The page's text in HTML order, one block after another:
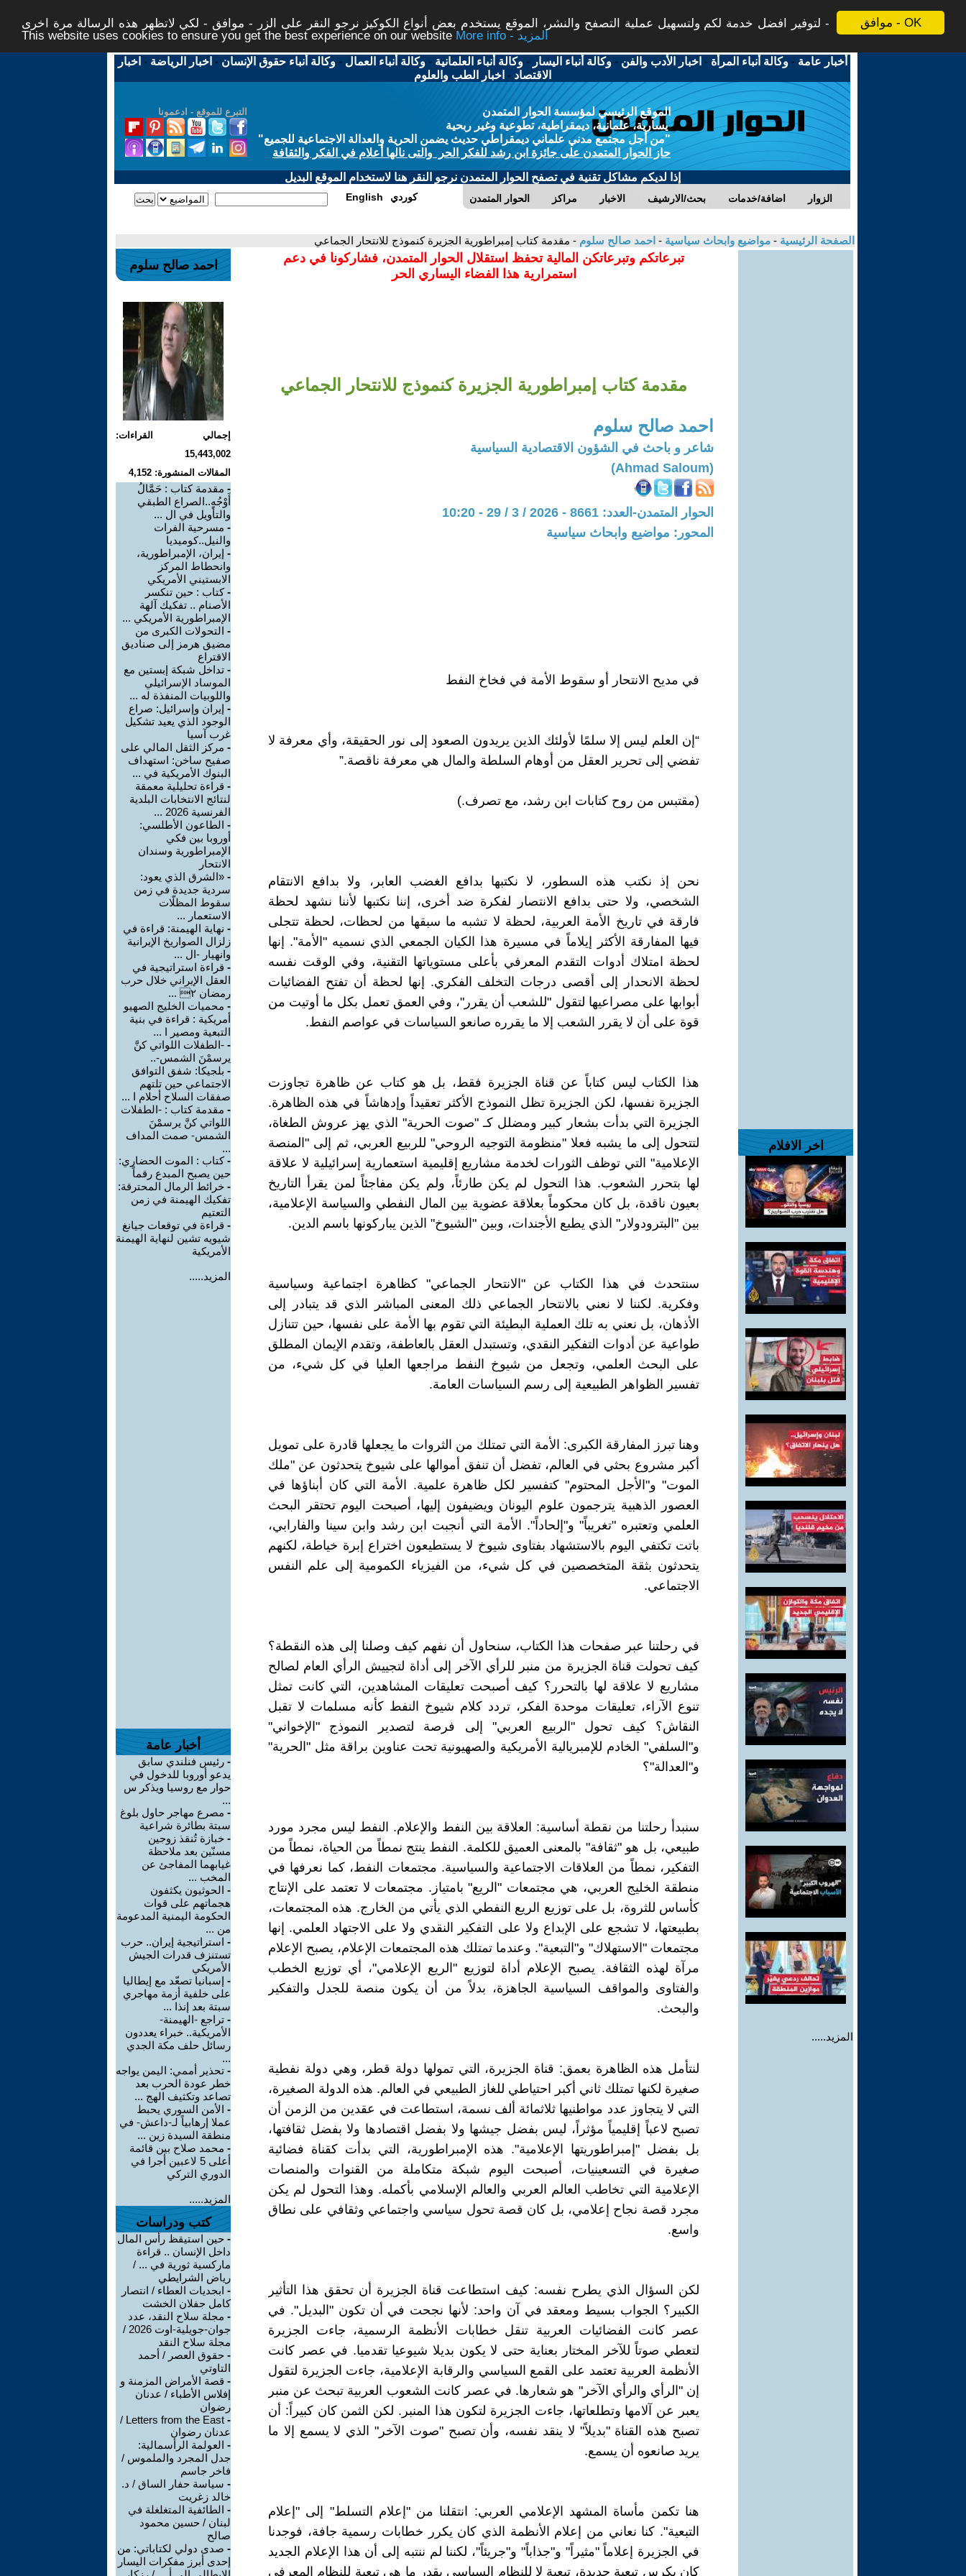
موافق - OK
لتوفير افضل خدمة لكم ولتسهيل عملية التصفح والنشر، الموقع يستخدم بعض أنواع الكوكيز نرجو النقر على الزر - موافق - لكي لاتظهر هذه الرسالة مرة اخرى -
This website uses cookies to ensure you get the best experience on our website
More info - المزيد
أخبار عامة -وكالة أنباء المرأة - اخبار الأدب والفن -وكالة أنباء اليسار -وكالة أنباء العلمانية -وكالة أنباء العمال -وكالة أنباء حقوق الإنسان - اخبار الرياضة - اخبار
الاقتصاد - اخبار الطب والعلوم
التبرع للموقع - ادعمونا
الموقع الرئيسي لمؤسسة الحوار المتمدن
يسارية، علمانية، ديمقراطية، تطوعية وغير ربحية
"من أجل مجتمع مدني علماني ديمقراطي حديث يضمن الحرية والعدالة الاجتماعية للجميع"
حاز الحوار المتمدن على جائزة ابن رشد للفكر الحر والتى نالها أعلام في الفكر والثقافة
إذا لديكم مشاكل تقنية في تصفح الحوار المتمدن نرجو النقر هنا لاستخدام الموقع البديل
الحوار المتمدن مراكز الاخبار بحث/الارشيف اضافة/خدمات الزوار English كوردي
الصفحة الرئيسية - مواضيع وابحاث سياسية - احمد صالح سلوم - مقدمة كتاب إمبراطورية الجزيرة كنموذج للانتحار الجماعي
اخر الافلام
المزيد.....
تبرعاتكم وتبرعاتكن المالية تحفظ استقلال الحوار المتمدن، فشاركونا في دعم
استمرارية هذا الفضاء اليساري الحر
مقدمة كتاب إمبراطورية الجزيرة كنموذج للانتحار الجماعي
احمد صالح سلوم
شاعر و باحث في الشؤون الاقتصادية السياسية
(Ahmad Saloum)
الحوار المتمدن-العدد: 8661 - 2026 / 3 / 29 - 10:20
المحور: مواضيع وابحاث سياسية
في مديح الانتحار أو سقوط الأمة في فخاخ النفط
“إن العلم ليس إلا سلمًا لأولئك الذين يريدون الصعود إلى نور الحقيقة، وأي معرفة لا
تفضي إلى تحرير العقل من أوهام السلطة والمال هي معرفة ناقصة.”
(مقتبس من روح كتابات ابن رشد، مع تصرف.)
نحن إذ نكتب هذه السطور، لا نكتبها بدافع الغضب العابر، ولا بدافع الانتقام
الشخصي، ولا حتى بدافع الانتصار لفكرة ضد أخرى، إننا نكتبها لأننا نشهد لحظة
فارقة في تاريخ الأمة العربية، لحظة لا تشبه ما سبقها من لحظات، لحظة تتجلى
فيها المفارقة الأكثر إيلاماً في مسيرة هذا الكيان الجمعي الذي نسميه "الأمة". إنها
لحظة امتلاك أدوات التقدم المعرفي بأعلى مستوياتها التقنية، وفي الوقت نفسه
لحظة الانحدار إلى أقصى درجات التخلف الفكري. إنها لحظة أن تفتح الفضائيات
أبوابها على مصراعيها لتقول "للشعب أن يقرر"، وفي العمق تعمل بكل ما أوتيت من
قوة على أن لا يقرر الشعب إلا ما يقرره صانعو السياسات في عواصم النفط.
هذا الكتاب ليس كتاباً عن قناة الجزيرة فقط، بل هو كتاب عن ظاهرة تجاوزت
الجزيرة نفسها، لكن الجزيرة تظل النموذج الأكثر تعقيداً وإدهاشاً في هذه الظاهرة.
الجزيرة التي بدأت بشعار كبير ومضلل كـ "صوت الحرية" الذي يهز عروش الطغاة،
لتتحول إلى ما يشبه فعلا "منظومة التوجيه الروحي" للربيع العربي، ثم إلى "المنصة
الإعلامية" التي توظف الثورات لخدمة مشاريع إقليمية استعمارية إسرائيلية لا علاقة
لها بتحرر الشعوب. هذا التحول لم يكن طارئاً، ولم يكن مفاجئاً لمن يقرأ التاريخ
بعيون ناقدة، بل كان محكوماً بعلاقة عضوية بين المال النفطي والسياسة الإعلامية،
بين "البترودولار" الذي يطبع الأجندات، وبين "الشيوخ" الذين يباركونها باسم الدين.
سنتحدث في هذا الكتاب عن "الانتحار الجماعي" كظاهرة اجتماعية وسياسية
وفكرية. لكننا لا نعني بالانتحار الجماعي ذلك المعنى المباشر الذي قد يتبادر إلى
الأذهان، بل نعني به تلك العملية البطيئة التي تقوم بها الأمة على نفسها، حين تتنازل
طواعية عن أدوات التفكير النقدي، وتستبدل العقل بالعاطفة، وتقدم الإيمان المطلق
على البحث العلمي، وتجعل من شيوخ النفط مراجعها العليا في كل شيء، من
تفسير الظواهر الطبيعية إلى رسم السياسات العامة.
وهنا تبرز المفارقة الكبرى: الأمة التي تمتلك من الثروات ما يجعلها قادرة على تمويل
أكبر مشروع بحثي في العالم، تفضل أن تنفق أموالها على شيوخ يتحدثون عن "ملك
الموت" و"الأجل المحتوم" كتفسير لكل ظاهرة علمية. الأمة التي كان أبناؤها في
العصور الذهبية يترجمون علوم اليونان ويضيفون إليها، أصبحت اليوم تحتقر البحث
العلمي وتعتبره "تغريباً" و"إلحاداً". الأمة التي أنجبت ابن رشد وابن سينا والفارابي،
باتت تكتفي اليوم بالاستشهاد بفتاوى شيوخ لا يستطيعون اختراع إبرة خياطة، لكنهم
يتحدثون بثقة المتخصصين في كل شيء، من الفيزياء الكمومية إلى علم النفس
الاجتماعي.
في رحلتنا عبر صفحات هذا الكتاب، سنحاول أن نفهم كيف وصلنا إلى هذه النقطة؟
كيف تحولت قناة الجزيرة من منبر للرأي الآخر إلى أداة لتجييش الرأي العام لصالح
مشاريع لا علاقة لها بالتحرر؟ كيف أصبحت تعليقات المشاهدين، التي كانت تمثل
تنوع الآراء، تعليقات موحدة الفكر، تردد كلام شيوخ النفط كأنه مسلمات لا تقبل
النقاش؟ كيف تحول "الربيع العربي" إلى فرصة لتصدير النموذج "الإخواني"
و"السلفي" الخادم للإمبريالية الأمريكية والصهيونية تحت عناوين براقة مثل "الحرية"
و"العدالة"؟
سنبدأ رحلتنا من نقطة أساسية: العلاقة بين النفط والإعلام. النفط ليس مجرد مورد
طبيعي، بل هو "ثقافة" بالمعنى العميق للكلمة. النفط ينتج نمطاً من الحياة، نمطاً من
التفكير، نمطاً من العلاقات الاجتماعية والسياسية. مجتمعات النفط، كما نعرفها في
منطقة الخليج العربي، هي مجتمعات "الريع" بامتياز. مجتمعات لا تعتمد على الإنتاج
كأساس للثروة، بل على توزيع الريع النفطي الذي يأتي من الخارج. هذه المجتمعات،
بطبيعتها، لا تشجع على الإبداع ولا على التفكير النقدي ولا على الاجتهاد العلمي. إنها
مجتمعات "الاستهلاك" و"التبعية". وعندما تمتلك هذه المجتمعات الإعلام، يصبح الإعلام
مرآة لهذه الثقافة. يصبح الإعلام أداة لتوزيع "الريع الإعلامي"، أي توزيع الخطب
والفتاوى والمواقف السياسية الجاهزة، بدلاً من أن يكون منصة للجدل والتفكير
والبحث.
لنتأمل هذه الظاهرة بعمق: قناة الجزيرة، التي تمولها دولة قطر، وهي دولة نفطية
صغيرة لكنها تمتلك ثاني أكبر احتياطي للغاز الطبيعي في العالم. هذه الدولة الصغيرة،
التي لا يتجاوز عدد مواطنيها ثلاثمائة ألف نسمة، استطاعت في عقدين من الزمن أن
تصبح لاعباً إقليمياً مؤثراً، ليس بفضل جيشها ولا بفضل اقتصادها ولا بفضل ثقافتها،
بل بفضل "إمبراطوريتها الإعلامية". هذه الإمبراطورية، التي بدأت كقناة فضائية
صغيرة في التسعينيات، أصبحت اليوم شبكة متكاملة من القنوات والمنصات
الإعلامية التي تخاطب العالم العربي والعالم الإسلامي بأكمله. وهذا التحول لم يكن
مجرد قصة نجاح إعلامي، بل كان قصة تحول سياسي واجتماعي وثقافي على نطاق
واسع.
لكن السؤال الذي يطرح نفسه: كيف استطاعت قناة الجزيرة أن تحقق هذا التأثير
الكبير؟ الجواب بسيط ومعقد في آن واحد: لأنها نجحت في أن تكون "البديل". في
عصر كانت الفضائيات العربية تنقل خطابات الأنظمة الرسمية، جاءت الجزيرة
لتعطي صوتاً للآخر المختار بعناية حتى لا يكون بديلا شيوعيا تقدميا. في عصر كانت
الأنظمة العربية تعتمد على القمع السياسي والرقابة الإعلامية، جاءت الجزيرة لتقول
إن "الرأي والرأي الآخر" هو شعارها. في عصر كانت الشعوب العربية تبحث عن منبر
يعبر عن آلامها وتطلعاتها، جاءت الجزيرة لتكون هذا المنبر. لكن الثمن كان كبيراً: أن
تصبح هذه القناة "بديلاً" لا ينقد نفسه، وأن تصبح "صوت الآخر" الذي لا يسمع إلا ما
يريد صانعوه أن يسمع.
هنا تكمن مأساة المشهد الإعلامي العربي: انتقلنا من "إعلام التسلط" إلى "إعلام
التبعية". كنا نعاني من إعلام الأنظمة الذي كان يكرر خطابات رسمية جافة، فوجدنا
في الجزيرة إعلاماً "مثيراً" و"جذاباً" و"جريئاً"، لكننا لم ننتبه إلى أن هذا الإعلام الجديد
كان يكرس تبعية جديدة، تبعية لا للنظام السياسي بقدر ما هي تبعية للنظام المعرفي
احمد صالح سلوم
إجمالي القراءات:
15,443,002
المقالات المنشورة: 4,152
- مقدمة كتاب : حَمَّالُ
أَوْجُهٍ..الصراع الطبقي
والتأويل في ال ...
- مسرحية الفرات
والنيل..كوميديا
- إيران، الإمبراطورية،
وانحطاط المركز
الابستيني الأمريكي
-كتاب : حين تنكسر
الأصنام .. تفكيك آلهة
الإمبراطورية الأمريكي ...
- التحولات الكبرى من
مضيق هرمز إلى صناديق
الاقتراع
- تداخل شبكة إبستين مع
الموساد الإسرائيلي
واللوبيات المنفذة له ...
- إيران وإسرائيل: صراع
الوجود الذي يعيد تشكيل
غرب آسيا
- مركز الثقل المالي على
صفيح ساخن: استهداف
البنوك الأمريكية في ...
- قراءة تحليلية معمقة
لنتائج الانتخابات البلدية
الفرنسية 2026 ...
- الطاعون الأطلسي:
أوروبا بين فكي
الإمبراطورية وسندان
الانتحار
- «الشرق الذي يعود:
سردية جديدة في زمن
سقوط المظلّات
الاستعمار ...
- نهاية الهيمنة: قراءة في
زلزال الصواريخ الإيرانية
وانهيار -ال ...
- قراءة استراتيجية في
العقل الإيراني خلال حرب
رمضان ٢ ...
- محميات الخليج الصهيو
أمريكية : قراءة في بنية
التبعية ومصير ا ...
- -الطفلات اللواتي كنَّ
يرسمْنَ الشمس-..
- بلجيكا: شفق التوافق
الاجتماعي حين تلتهم
صفقات السلاح أحلام ا ...
- مقدمة كتاب : -الطفلات
اللواتي كنَّ يرسمْنَ
الشمس- صمت المداف
...
-كتاب : الموت الحضاري:
حين يصبح المبدع رقماً
- خرائط الرمال المحترقة:
تفكيك الهيمنة في زمن
التعتيم
- قراءة في توقعات جيانغ
شيويه تشين لنهاية الهيمنة
الأمريكية
المزيد.....
أخبار عامة
- رئيس فنلندي سابق
يدعو أوروبا للدخول في
حوار مع روسيا ويذكر س
...
- مصرع مهاجر حاول بلوغ
سبتة بطائرة شراعية
- خبازة تُنقذ زوجين
مسنّين بعد ملاحظة
غيابهما المفاجئ عن
المخب ...
- الحوثيون يكثفون
هجماتهم على قوات
الحكومة اليمنية المدعومة
من ...
- استراتيجية إيران.. حرب
تستنزف قدرات الجيش
الأمريكي
- إسبانيا تصعّد مع إيطاليا
على خلفية أزمة مهاجري
سبتة بعد إنذا ...
- تراجع -الهيمنة-
الأمريكية.. خبراء يعددون
رسائل حلف مكة الجدي
...
- تحذير أممي: اليمن يواجه
خطر عودة الحرب بعد
تصاعد وتكثيف الهج ...
- الأمن السوري يحبط
عملا إرهابياً لـ-داعش- في
منطقة السيدة زين ...
- محمد صلاح بين قائمة
أعلى 5 لاعبين أجرا في
الدوري التركي
المزيد.....
كتب ودراسات
- حين استيقظ رأس المال
داخل الإنسان .. قراءة
ماركسية ثورية في ... /
رياض الشرايطي
- ابجديات العطاء / انتصار
كامل جفلان الخشت
- مجلة سلاح النقد، عدد
جوان-جويلية-اوت 2026 /
مجلة سلاح النقد
- حقوق العصر / أحمد
التاوتي
- قصة الأمراض المزمنة و
إفلاس الأطباء / عدنان
رضوان
-
Letters from the East /
عدنان رضوان
- العولمة الرأسمالية:
جدل المجرد والملموس /
فاخر جاسم
- سياسة حفار الساق / د.
خالد زغريت
- الطائفية المتغلغلة في
لبنان / حسين محمود
صالح
- صدى دولي لكتاباتي: من
إحدى أبرز مفكرات اليسار